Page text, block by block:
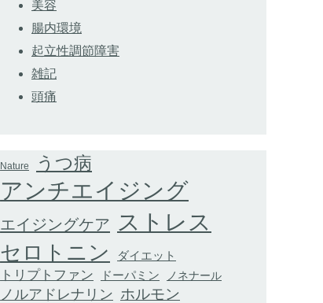
美容
腸内環境
起立性調節障害
雑記
頭痛
Nature うつ病
アンチエイジング
エイジングケア ストレス
セロトニン ダイエット
トリプトファン ドーパミン ノネナール
ノルアドレナリン ホルモン